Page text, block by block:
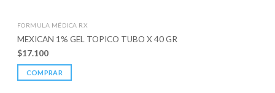
FORMULA MÉDICA RX
MEXICAN 1% GEL TOPICO TUBO X 40 GR
$17.100
COMPRAR